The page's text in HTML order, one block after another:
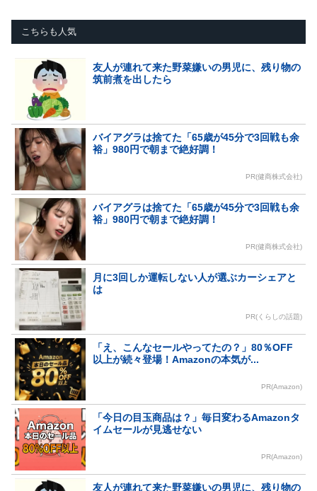
こちらも人気
友人が連れて来た野菜嫌いの男児に、残り物の
筑前煮を出したら
バイアグラは捨てた「65歳が45分で3回戦も余
裕」980円で朝まで絶好調！
PR(健商株式会社)
バイアグラは捨てた「65歳が45分で3回戦も余
裕」980円で朝まで絶好調！
PR(健商株式会社)
月に3回しか運転しない人が選ぶカーシェアと
は
PR(くらしの話題)
「え、こんなセールやってたの？」80％OFF
以上が続々登場！Amazonの本気が...
PR(Amazon)
「今日の目玉商品は？」毎日変わるAmazonタ
イムセールが見逃せない
PR(Amazon)
友人が連れて来た野菜嫌いの男児に、残り物の